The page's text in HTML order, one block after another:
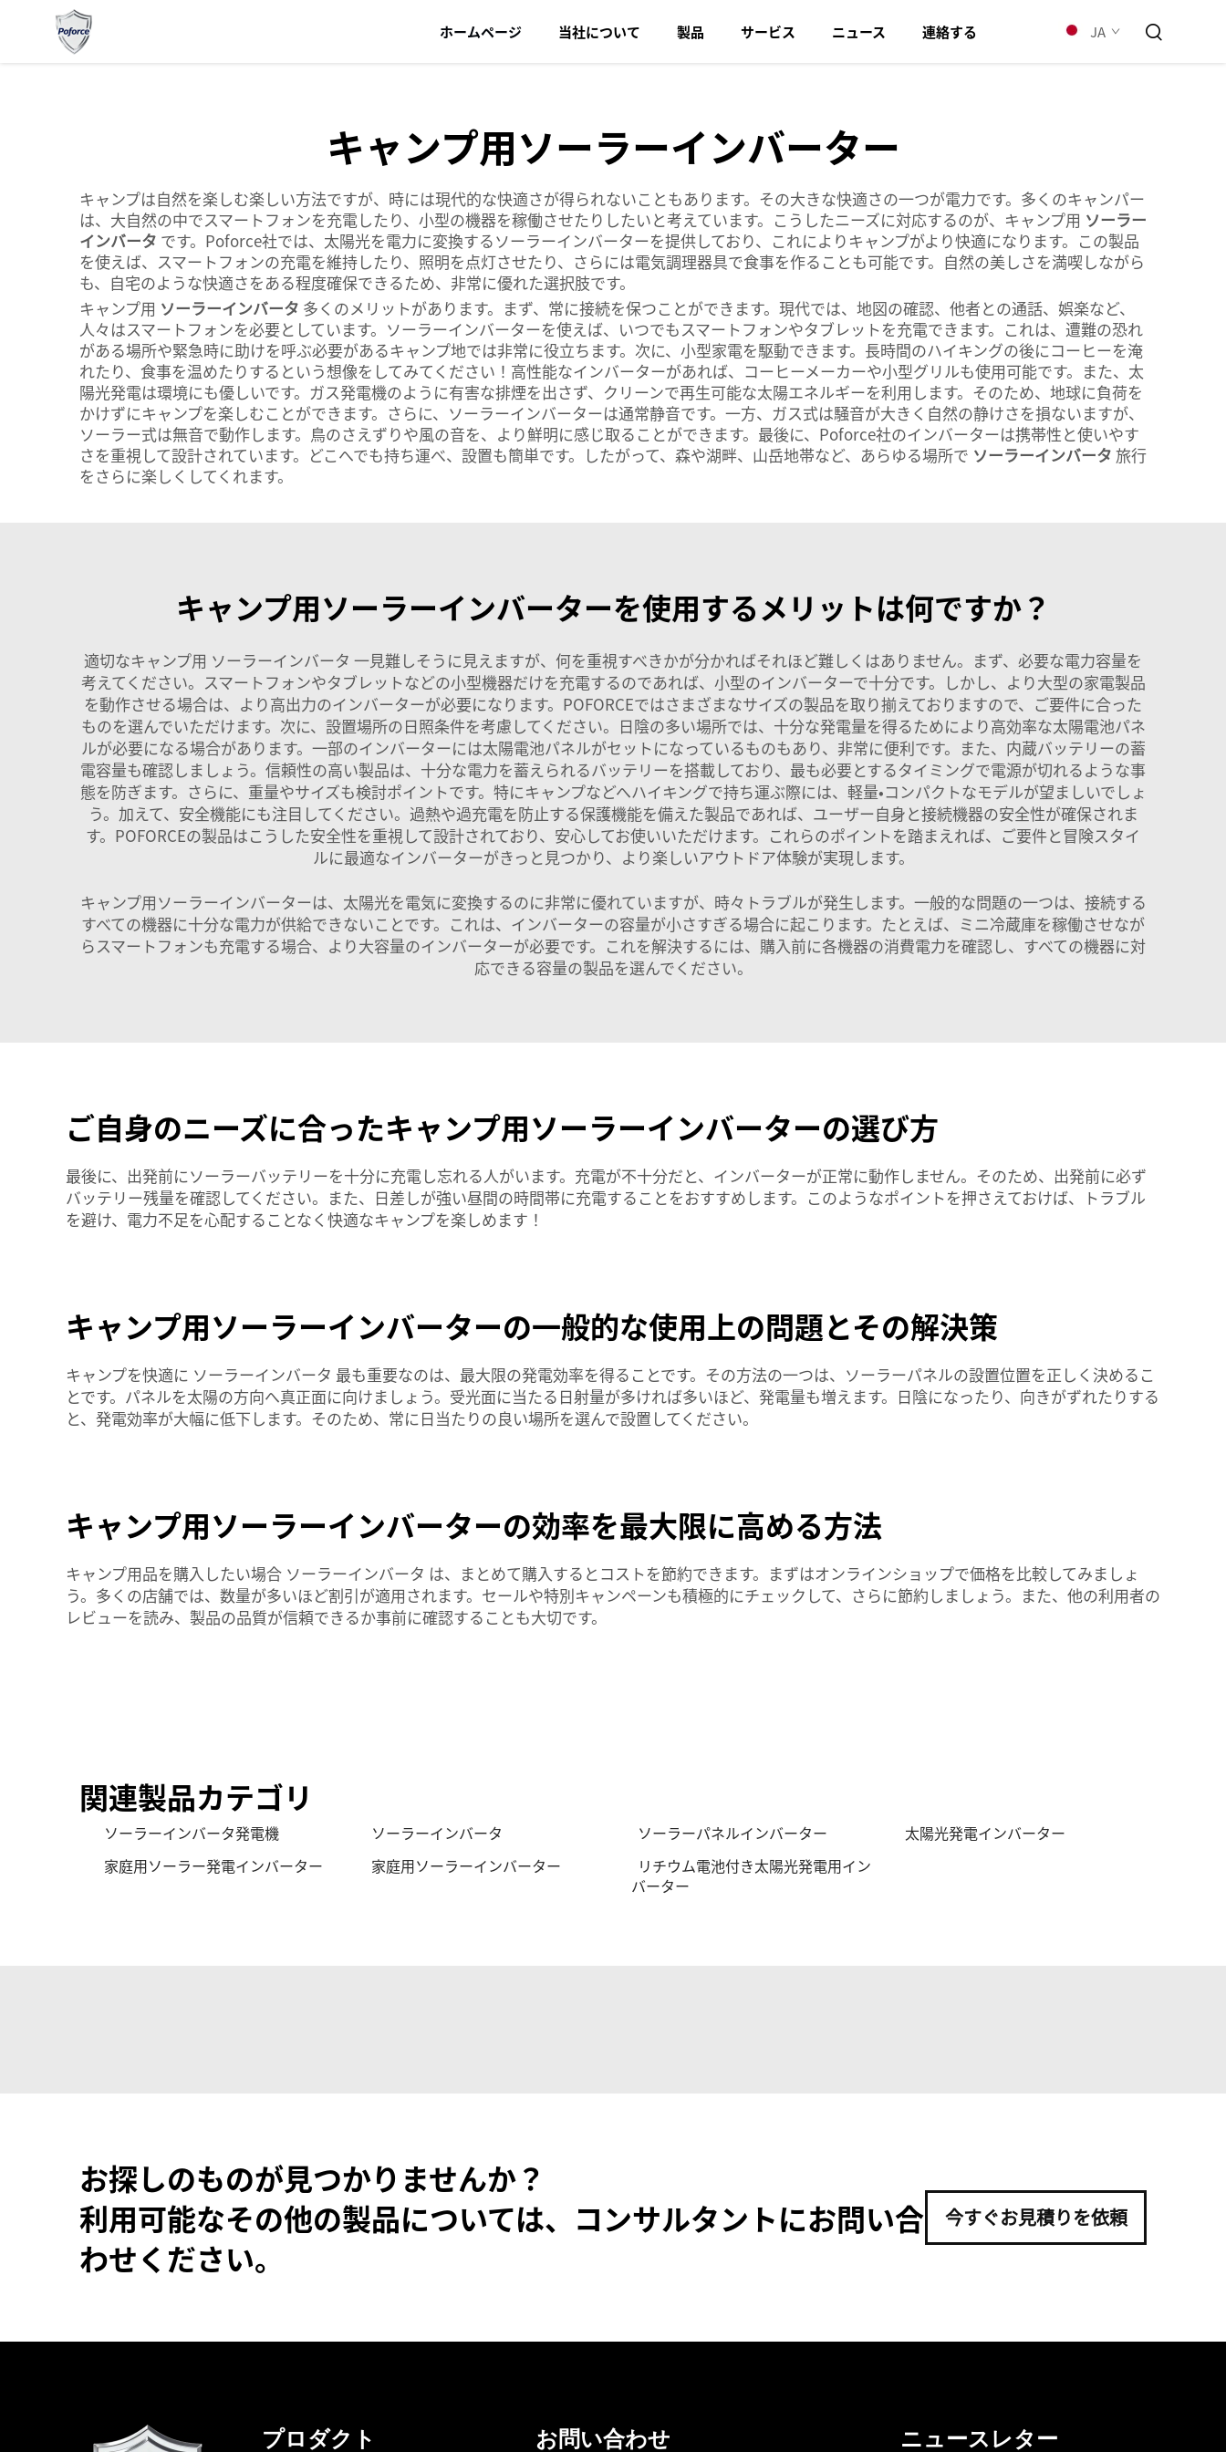
ホームページ 当社について 製品 サービス ニュース 連絡する JA
キャンプ用ソーラーインバーター
キャンプは自然を楽しむ楽しい方法ですが、時には現代的な快適さが得られないこともあります。その大きな快適さの一つが電力です。多くのキャンパー
は、大自然の中でスマートフォンを充電したり、小型の機器を稼働させたりしたいと考えています。こうしたニーズに対応するのが、キャンプ用 ソーラー
インバータ です。Poforce社では、太陽光を電力に変換するソーラーインバーターを提供しており、これによりキャンプがより快適になります。この製品
を使えば、スマートフォンの充電を維持したり、照明を点灯させたり、さらには電気調理器具で食事を作ることも可能です。自然の美しさを満喫しながら
も、自宅のような快適さをある程度確保できるため、非常に優れた選択肢です。
キャンプ用 ソーラーインバータ 多くのメリットがあります。まず、常に接続を保つことができます。現代では、地図の確認、他者との通話、娯楽など、
人々はスマートフォンを必要としています。ソーラーインバーターを使えば、いつでもスマートフォンやタブレットを充電できます。これは、遭難の恐れ
がある場所や緊急時に助けを呼ぶ必要があるキャンプ地では非常に役立ちます。次に、小型家電を駆動できます。長時間のハイキングの後にコーヒーを淹
れたり、食事を温めたりするという想像をしてみてください！高性能なインバーターがあれば、コーヒーメーカーや小型グリルも使用可能です。また、太
陽光発電は環境にも優しいです。ガス発電機のように有害な排煙を出さず、クリーンで再生可能な太陽エネルギーを利用します。そのため、地球に負荷を
かけずにキャンプを楽しむことができます。さらに、ソーラーインバーターは通常静音です。一方、ガス式は騒音が大きく自然の静けさを損ないますが、
ソーラー式は無音で動作します。鳥のさえずりや風の音を、より鮮明に感じ取ることができます。最後に、Poforce社のインバーターは携帯性と使いやす
さを重視して設計されています。どこへでも持ち運べ、設置も簡単です。したがって、森や湖畔、山岳地帯など、あらゆる場所で ソーラーインバータ 旅行
をさらに楽しくしてくれます。
キャンプ用ソーラーインバーターを使用するメリットは何ですか？
適切なキャンプ用 ソーラーインバータ 一見難しそうに見えますが、何を重視すべきかが分かればそれほど難しくはありません。まず、必要な電力容量を
考えてください。スマートフォンやタブレットなどの小型機器だけを充電するのであれば、小型のインバーターで十分です。しかし、より大型の家電製品
を動作させる場合は、より高出力のインバーターが必要になります。POFORCEではさまざまなサイズの製品を取り揃えておりますので、ご要件に合った
ものを選んでいただけます。次に、設置場所の日照条件を考慮してください。日陰の多い場所では、十分な発電量を得るためにより高効率な太陽電池パネ
ルが必要になる場合があります。一部のインバーターには太陽電池パネルがセットになっているものもあり、非常に便利です。また、内蔵バッテリーの蓄
電容量も確認しましょう。信頼性の高い製品は、十分な電力を蓄えられるバッテリーを搭載しており、最も必要とするタイミングで電源が切れるような事
態を防ぎます。さらに、重量やサイズも検討ポイントです。特にキャンプなどへハイキングで持ち運ぶ際には、軽量・コンパクトなモデルが望ましいでしょ
う。加えて、安全機能にも注目してください。過熱や過充電を防止する保護機能を備えた製品であれば、ユーザー自身と接続機器の安全性が確保されま
す。POFORCEの製品はこうした安全性を重視して設計されており、安心してお使いいただけます。これらのポイントを踏まえれば、ご要件と冒険スタイ
ルに最適なインバーターがきっと見つかり、より楽しいアウトドア体験が実現します。
キャンプ用ソーラーインバーターは、太陽光を電気に変換するのに非常に優れていますが、時々トラブルが発生します。一般的な問題の一つは、接続する
すべての機器に十分な電力が供給できないことです。これは、インバーターの容量が小さすぎる場合に起こります。たとえば、ミニ冷蔵庫を稼働させなが
らスマートフォンも充電する場合、より大容量のインバーターが必要です。これを解決するには、購入前に各機器の消費電力を確認し、すべての機器に対
応できる容量の製品を選んでください。
ご自身のニーズに合ったキャンプ用ソーラーインバーターの選び方
最後に、出発前にソーラーバッテリーを十分に充電し忘れる人がいます。充電が不十分だと、インバーターが正常に動作しません。そのため、出発前に必ず
バッテリー残量を確認してください。また、日差しが強い昼間の時間帯に充電することをおすすめします。このようなポイントを押さえておけば、トラブル
を避け、電力不足を心配することなく快適なキャンプを楽しめます！
キャンプ用ソーラーインバーターの一般的な使用上の問題とその解決策
キャンプを快適に ソーラーインバータ 最も重要なのは、最大限の発電効率を得ることです。その方法の一つは、ソーラーパネルの設置位置を正しく決めるこ
とです。パネルを太陽の方向へ真正面に向けましょう。受光面に当たる日射量が多ければ多いほど、発電量も増えます。日陰になったり、向きがずれたりする
と、発電効率が大幅に低下します。そのため、常に日当たりの良い場所を選んで設置してください。
キャンプ用ソーラーインバーターの効率を最大限に高める方法
キャンプ用品を購入したい場合 ソーラーインバータ は、まとめて購入するとコストを節約できます。まずはオンラインショップで価格を比較してみましょ
う。多くの店舗では、数量が多いほど割引が適用されます。セールや特別キャンペーンも積極的にチェックして、さらに節約しましょう。また、他の利用者の
レビューを読み、製品の品質が信頼できるか事前に確認することも大切です。
関連製品カテゴリ
ソーラーインバータ発電機 ソーラーインバータ ソーラーパネルインバーター
太陽光発電インバーター
家庭用ソーラー発電インバーター
家庭用ソーラーインバーター
リチウム電池付き太陽光発電用イン
バーター
お探しのものが見つかりませんか？
利用可能なその他の製品については、コンサルタントにお問い合
わせください。
今すぐお見積りを依頼
プロダクト お問い合わせ ニュースレター